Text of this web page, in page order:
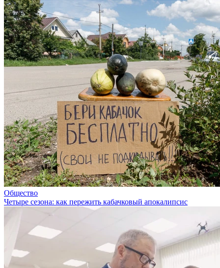
Общество
Четыре сезона: как пережить кабачковый апокалипсис